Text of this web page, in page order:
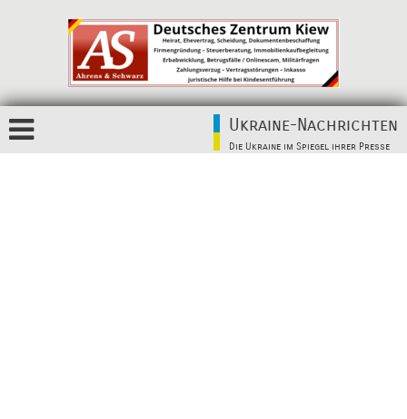
Ukraine-Nachrichten
Die Ukraine im Spiegel ihrer Presse